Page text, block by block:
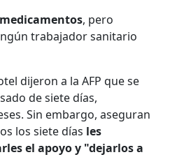
medicamentos, pero
trabajador sanitario
dijeron a la AFP que se
de siete días,
Sin embargo, aseguran
los siete días les
el apoyo y "dejarlos a